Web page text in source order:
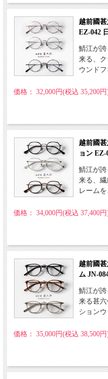
越前國
EZ-042
鯖江が
来る、
ウンドフ
価格： 32,000円(税込 35,200
越前國
ョン
鯖江が
来る、
レームを
価格： 34,000円(税込 37,400
越前國
ム JN-
鯖江が
来る甚
ション
価格： 35,000円(税込 38,500